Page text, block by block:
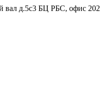
вал д.5с3 БЦ РБС, офис 202